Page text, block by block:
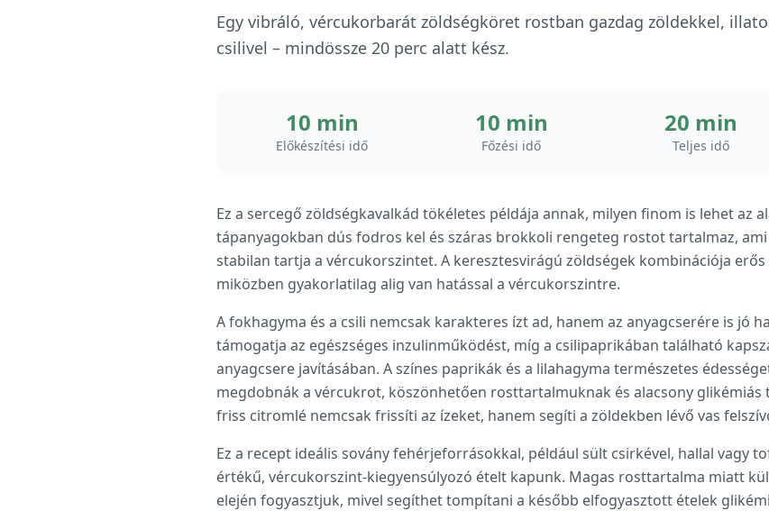
Egy vibráló, vércukorbarát zöldségköret rostban gazdag zöldekkel,
csilivel – mindössze 20 perc alatt kész.
10 min
Előkészítési idő
10 min
Főzési idő
20 min
Teljes idő
Ez a sercegő zöldségkavalkád tökéletes példája annak, milyen finom is lehet az
tápanyagokban dús fodros kel és száras brokkoli rengeteg rostot tartalmaz,
stabilan tartja a vércukorszintet. A keresztesvirágú zöldségek kombinációja
miközben gyakorlatilag alig van hatással a vércukorszintre.
A fokhagyma és a csili nemcsak karakteres ízt ad, hanem az anyagcserére is jó
támogatja az egészséges inzulinműködést, míg a csilipaprikában található
anyagcsere javításában. A színes paprikák és a lilahagyma természetes
megdobnák a vércukrot, köszönhetően rosttartalmuknak és alacsony glikémiás
friss citromlé nemcsak frissíti az ízeket, hanem segíti a zöldekben lévő vas
Ez a recept ideális sovány fehérjeforrásokkal, például sült csirkével, hallal vagy
értékű, vércukorszint-kiegyensúlyozó ételt kapunk. Magas rosttartalma miatt
elején fogyasztjuk, mivel segíthet tompítani a később elfogyasztott ételek